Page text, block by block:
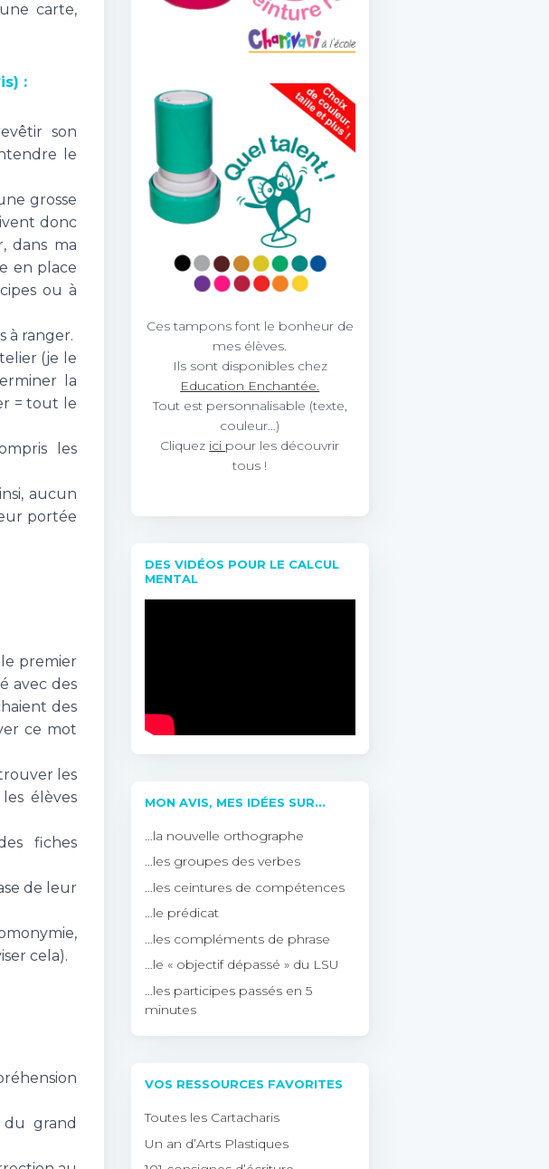
carte,
:
son
le
grosse
donc
dans ma
en place
ou à
à ranger.
(je le
la
= tout le
les
aucun
portée
premier
avec des
des
ce mot
les
élèves
fiches
de leur
cela).
grand
Ces tampons font le bonheur de
mes élèves.
Ils sont disponibles chez
Education Enchantée.
Tout est personnalisable (texte,
couleur…)
Cliquez ici pour les découvrir
tous !
DES VIDÉOS POUR LE CALCUL
MENTAL
MON AVIS, MES IDÉES SUR…
…la nouvelle orthographe
…les groupes des verbes
…les ceintures de compétences
…le prédicat
…les compléments de phrase
…le « objectif dépassé » du LSU
…les participes passés en 5
minutes
VOS RESSOURCES FAVORITES
Toutes les Cartacharis
Un an d’Arts Plastiques